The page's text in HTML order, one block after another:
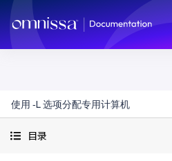
使用 ‑L 选项分配专用计算机
目录